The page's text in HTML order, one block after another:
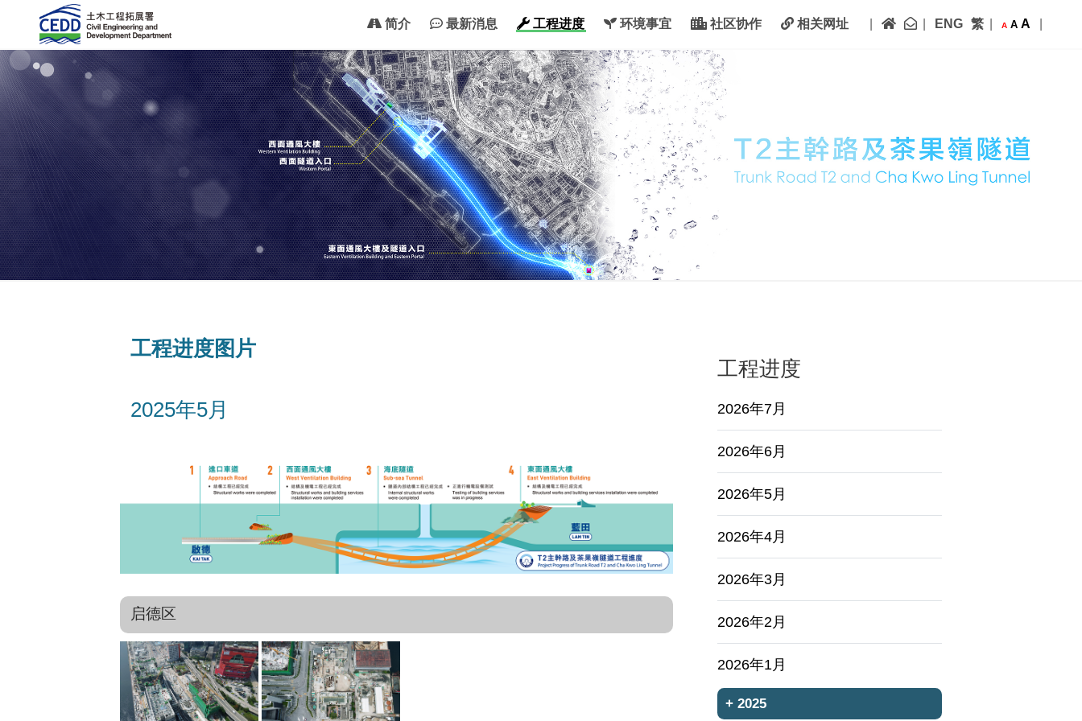
简介 最新消息 工程进度 环境事宜 社区协作 相关网址 主页联络我们
ENG 繁 A A A
工程进度图片
2025年5月
启德区
工程进度
2026年7月
2026年6月
2026年5月
2026年4月
2026年3月
2026年2月
2026年1月
+ 2025